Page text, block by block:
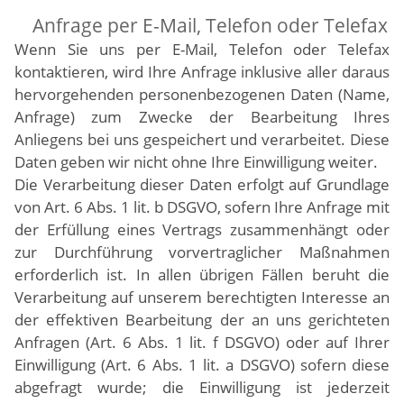
Anfrage per E-Mail, Telefon oder Telefax
Wenn Sie uns per E-Mail, Telefon oder Telefax
kontaktieren, wird Ihre Anfrage inklusive aller daraus
hervorgehenden personenbezogenen Daten (Name,
Anfrage) zum Zwecke der Bearbeitung Ihres
Anliegens bei uns gespeichert und verarbeitet. Diese
Daten geben wir nicht ohne Ihre Einwilligung weiter.
Die Verarbeitung dieser Daten erfolgt auf Grundlage
von Art. 6 Abs. 1 lit. b DSGVO, sofern Ihre Anfrage mit
der Erfüllung eines Vertrags zusammenhängt oder
zur Durchführung vorvertraglicher Maßnahmen
erforderlich ist. In allen übrigen Fällen beruht die
Verarbeitung auf unserem berechtigten Interesse an
der effektiven Bearbeitung der an uns gerichteten
Anfragen (Art. 6 Abs. 1 lit. f DSGVO) oder auf Ihrer
Einwilligung (Art. 6 Abs. 1 lit. a DSGVO) sofern diese
abgefragt wurde; die Einwilligung ist jederzeit